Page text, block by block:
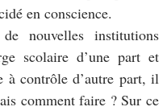
en conscience.
nouvelles institutions
scolaire d’une part et
à contrôle d’autre part, il
comment faire ? Sur ce